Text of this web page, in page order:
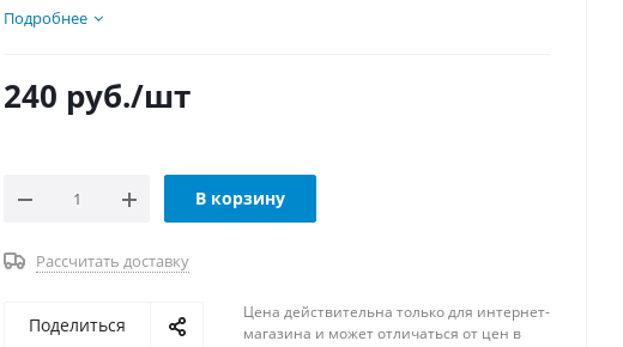
Подробнее
240 руб./шт
В корзину
Рассчитать доставку
Поделиться
Цена действительна только для интернет-
магазина и может отличаться от цен в